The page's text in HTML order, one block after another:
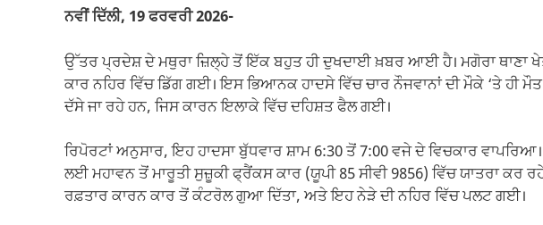
o
o
k
p
p
m
k
ਨਵੀਂ ਦਿੱਲੀ, 19 ਫਰਵਰੀ 2026-
ਉੱਤਰ ਪ੍ਰਦੇਸ਼ ਦੇ ਮਥੁਰਾ ਜ਼ਿਲ੍ਹੇ ਤੋਂ ਇੱਕ ਬਹੁਤ ਹੀ ਦੁਖਦਾਈ ਖ਼ਬਰ ਆਈ ਹੈ। ਮਗੋਰਾ ਥਾਣਾ
ਕਾਰ ਨਹਿਰ ਵਿੱਚ ਡਿੱਗ ਗਈ। ਇਸ ਭਿਆਨਕ ਹਾਦਸੇ ਵਿੱਚ ਚਾਰ ਨੌਜਵਾਨਾਂ ਦੀ ਮੌਕੇ ‘ਤੇ ਹੀ
ਦੱਸੇ ਜਾ ਰਹੇ ਹਨ, ਜਿਸ ਕਾਰਨ ਇਲਾਕੇ ਵਿੱਚ ਦਹਿਸ਼ਤ ਫੈਲ ਗਈ।
ਰਿਪੋਰਟਾਂ ਅਨੁਸਾਰ, ਇਹ ਹਾਦਸਾ ਬੁੱਧਵਾਰ ਸ਼ਾਮ 6:30 ਤੋਂ 7:00 ਵਜੇ ਦੇ ਵਿਚਕਾਰ
ਲਈ ਮਹਾਵਨ ਤੋਂ ਮਾਰੂਤੀ ਸੁਜ਼ੂਕੀ ਫ੍ਰੈਂਕਸ ਕਾਰ (ਯੂਪੀ 85 ਸੀਵੀ 9856) ਵਿੱਚ ਯਾਤਰਾ
ਰਫ਼ਤਾਰ ਕਾਰਨ ਕਾਰ ਤੋਂ ਕੰਟਰੋਲ ਗੁਆ ਦਿੱਤਾ, ਅਤੇ ਇਹ ਨੇੜੇ ਦੀ ਨਹਿਰ ਵਿੱਚ ਪਲਟ ਗਈ।